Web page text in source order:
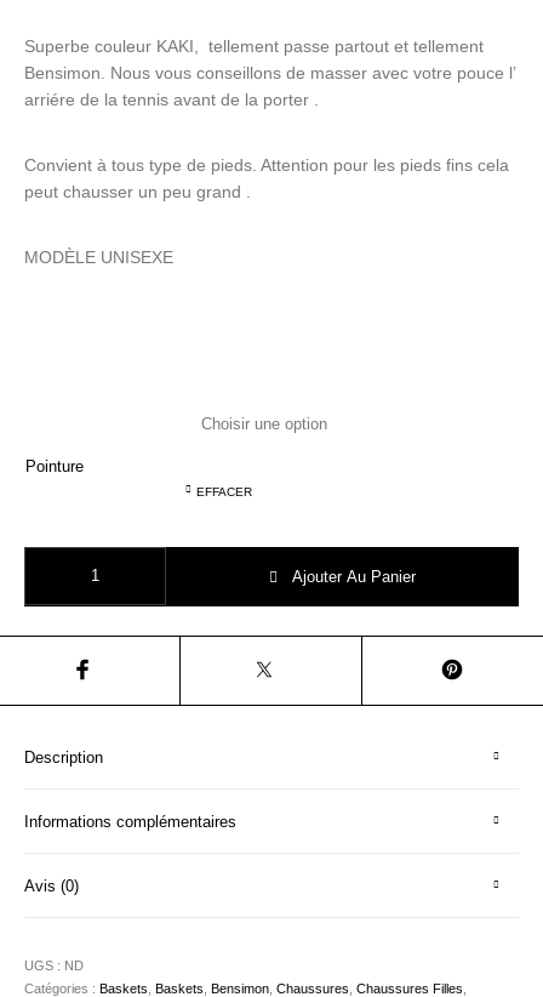
Superbe couleur KAKI, tellement passe partout et tellement
Bensimon. Nous vous conseillons de masser avec votre pouce l’
arriére de la tennis avant de la porter .
Convient à tous type de pieds. Attention pour les pieds fins cela
peut chausser un peu grand .
MODÈLE UNISEXE
Pointure
EFFACER
Ajouter Au Panier
Description
Informations complémentaires
Avis (0)
UGS : ND
Catégories :Baskets ,Baskets ,Bensimon ,Chaussures ,Chaussures Filles